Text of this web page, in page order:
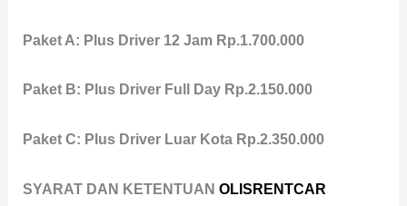
Paket A: Plus Driver 12 Jam Rp.1.700.000
Paket B: Plus Driver Full Day Rp.2.150.000
Paket C: Plus Driver Luar Kota Rp.2.350.000
SYARAT DAN KETENTUAN OLISRENTCAR